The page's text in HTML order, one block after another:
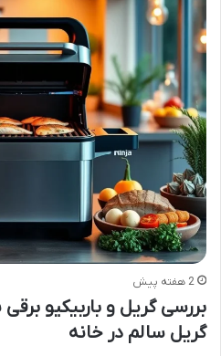
2 هفته پیش
گریل سالم در خانه